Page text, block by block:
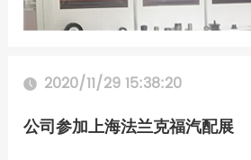
2020/11/29 15:38:20
公司参加上海法兰克福汽配展